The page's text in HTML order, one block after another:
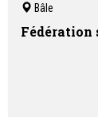
Bâle
Fédération